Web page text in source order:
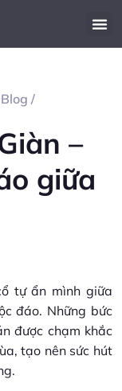
Blog /
–
giữa
tự ẩn mình giữa
đáo. Những bức
được chạm khắc
tạo nên sức hút